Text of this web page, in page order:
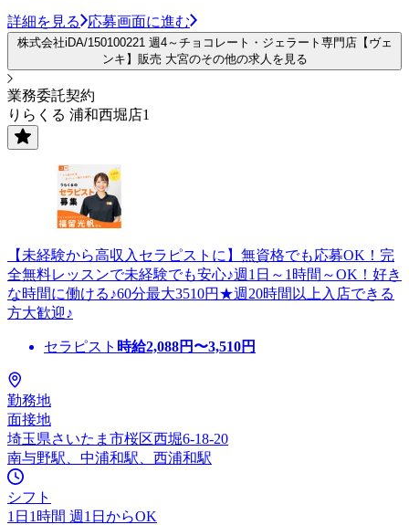
詳細を見る 応募画面に進む
株式会社iDA/150100221 週4～チョコレート・ジェラート専門店【ヴェ
ンキ】販売 大宮のその他の求人を見る
業務委託契約
りらくる 浦和西堀店1
【未経験から高収入セラピストに】無資格でも応募OK！完
全無料レッスンで未経験でも安心♪週1日～1時間～OK！好き
な時間に働ける♪60分最大3510円★週20時間以上入店できる
方大歓迎♪
セラピスト 時給2,088円〜3,510円
勤務地
面接地
埼玉県さいたま市桜区西堀6-18-20
南与野駅、中浦和駅、西浦和駅
シフト
1日1時間 週1日からOK